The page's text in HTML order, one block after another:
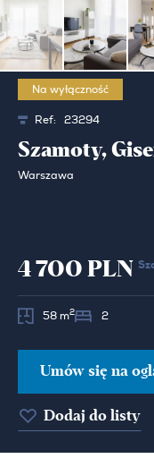
Na wyłączność
Ref: 23294
Szamoty,
Warszawa
4 700 PLN
58 m2 2
Umów się na
Dodaj do listy